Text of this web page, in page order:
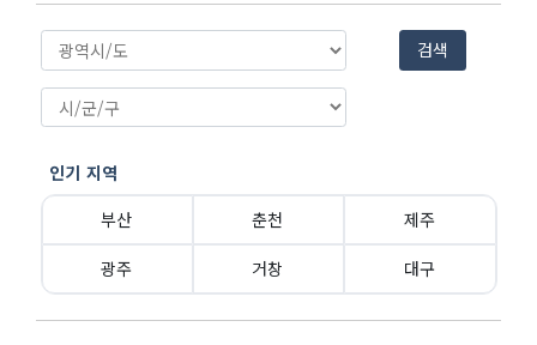
검색
인기 지역
부산
춘천 제주
광주 거창 대구